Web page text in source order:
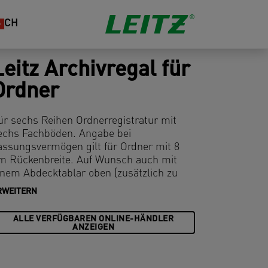
CH
Archivregal für
sechs Reihen Ordnerregistratur mit
Fachböden. Angabe bei
gilt für Ordner mit 8
Rückenbreite. Auf Wunsch auch mit
Abdecktablar oben (zusätzlich zu
Hohe Belastbarkeit durch 5-
je Fachboden 80 kg bei
Last). Böden im Schlitzabstand
ALLE VERFÜGBAREN ONLINE-HÄNDLER
ANZEIGEN